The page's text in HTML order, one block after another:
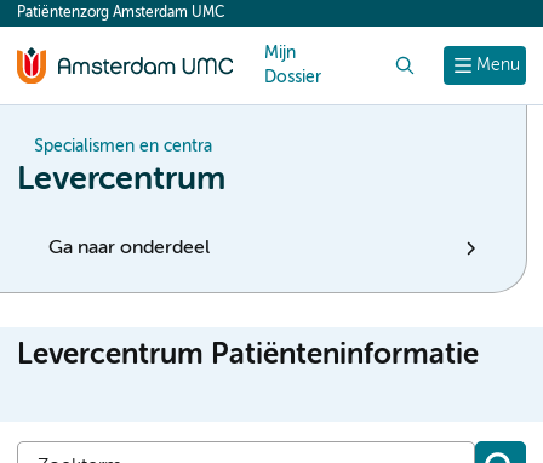
content
Menu
Patiëntenzorg Amsterdam UMC
Mijn
Dossier
Specialismen en centra
Levercentrum
Ga naar onderdeel
Levercentrum Patiënteninformatie